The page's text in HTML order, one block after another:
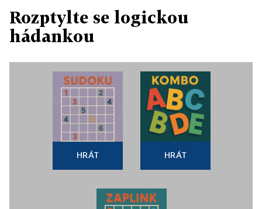
Rozptylte se logickou
hádankou
HRÁT HRÁT